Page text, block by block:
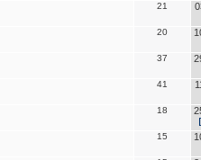
21
20
37
41
18
15